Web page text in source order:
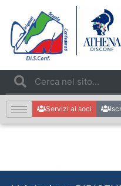
Servizi ai soci